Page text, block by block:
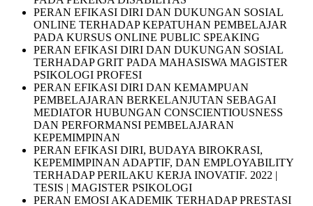
PERAN EFIKASI DIRI DAN DUKUNGAN SOSIAL
ONLINE TERHADAP KEPATUHAN PEMBELAJAR
PADA KURSUS ONLINE PUBLIC SPEAKING
PERAN EFIKASI DIRI DAN DUKUNGAN SOSIAL
TERHADAP GRIT PADA MAHASISWA MAGISTER
PSIKOLOGI PROFESI
PERAN EFIKASI DIRI DAN KEMAMPUAN
PEMBELAJARAN BERKELANJUTAN SEBAGAI
MEDIATOR HUBUNGAN CONSCIENTIOUSNESS
DAN PERFORMANSI PEMBELAJARAN
KEPEMIMPINAN
PERAN EFIKASI DIRI, BUDAYA BIROKRASI,
KEPEMIMPINAN ADAPTIF, DAN EMPLOYABILITY
TERHADAP PERILAKU KERJA INOVATIF. 2022 |
TESIS | MAGISTER PSIKOLOGI
PERAN EMOSI AKADEMIK TERHADAP PRESTASI